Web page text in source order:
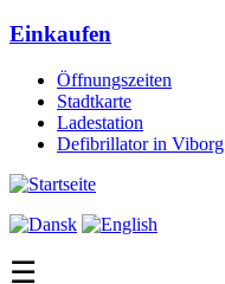
Einkaufen
Öffnungszeiten
Stadtkarte
Ladestation
Defibrillator in Viborg
☰